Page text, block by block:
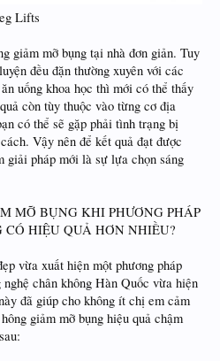
Lifts
giảm mỡ bụng tại nhà đơn giản. Tuy
đều đặn thường xuyên với các
uống khoa học thì mới có thể thấy
còn tùy thuộc vào từng cơ địa
có thể sẽ gặp phải tình trạng bị
Vậy nên để kết quả đạt được
pháp mới là sự lựa chọn sáng
MỠ BỤNG KHI PHƯƠNG PHÁP
HIỆU QUẢ HƠN NHIỀU?
vừa xuất hiện một phương pháp
chân không Hàn Quốc vừa hiện
đã giúp cho không ít chị em cảm
giảm mỡ bụng hiệu quả chậm